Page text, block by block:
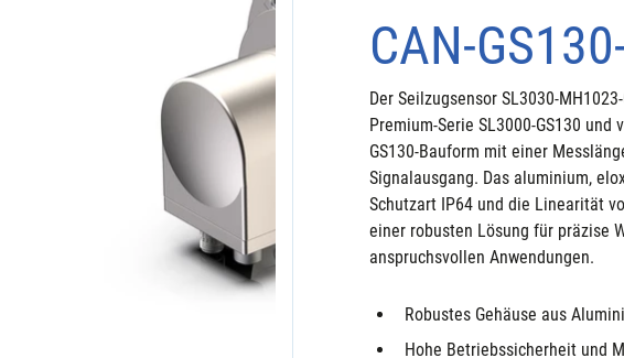
CAN-
Der Seilzugsensor SL3030-
Premium-Serie SL3000-GS130 und
GS130-Bauform mit einer
Signalausgang. Das aluminium,
Schutzart IP64 und die Linearität
einer robusten Lösung für präzise
anspruchsvollen Anwendungen.
Robustes Gehäuse aus
Hohe Betriebssicherheit und